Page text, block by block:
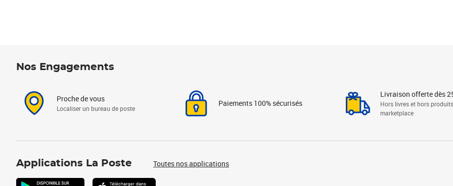
Nos Engagements
Proche de vous
Localiser un bureau de poste
Paiements 100% sécurisés
Livraison offerte dès
Hors livres et hors produits
marketplace
Applications La Poste Toutes nos applications